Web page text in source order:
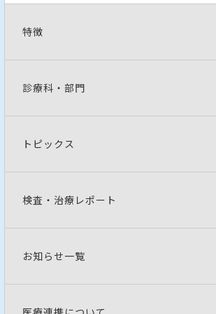
特徴
診療科・部門
トピックス
検査・治療レポート
お知らせ一覧